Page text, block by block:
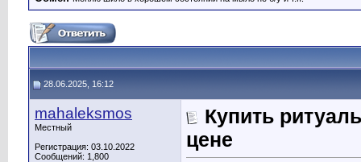
28.06.2025, 16:12
mahaleksmos
Местный
Регистрация: 03.10.2022
Сообщений: 1,800
Купить
цене